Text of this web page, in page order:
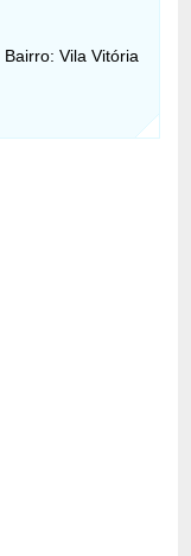
Vila Vitória